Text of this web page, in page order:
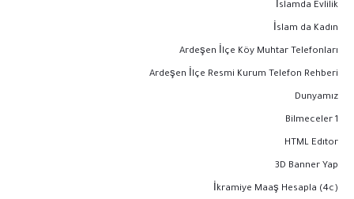
İslamda Evlilik
İslam da Kadın
Ardeşen İlçe Köy Muhtar Telefonları
Ardeşen İlçe Resmi Kurum Telefon Rehberi
Dunyamız
Bilmeceler 1
HTML Edıtor
3D Banner Yap
İkramiye Maaş Hesapla (4c)